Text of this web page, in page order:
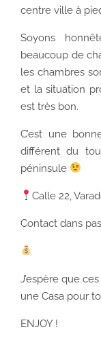
centre ville à
Soyons
beaucoup de
les chambres
et la situation
est très bon.
C’est une
différent du
péninsule
Calle 22,
Contact dans
J’espère que
une Casa pour
ENJOY !